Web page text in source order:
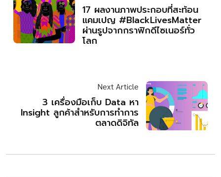
17 ผลงานภาพประกอบที่สะท้อน
แคมเปญ #BlackLivesMatter
ผ่านรูปจากกราฟิกดีไซเนอร์ทั่ว
โลก
Next Article
3 เครื่องมือเก็บ Data หา
Insight ลูกค้าสำหรับการทำการ
ตลาดดิจิทัล